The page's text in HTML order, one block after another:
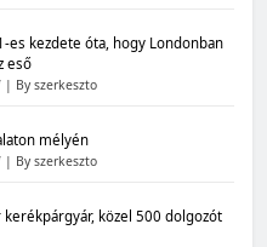
es kezdete óta, hogy Londonban
eső
By szerkeszto
mélyén
By szerkeszto
közel 500 dolgozót